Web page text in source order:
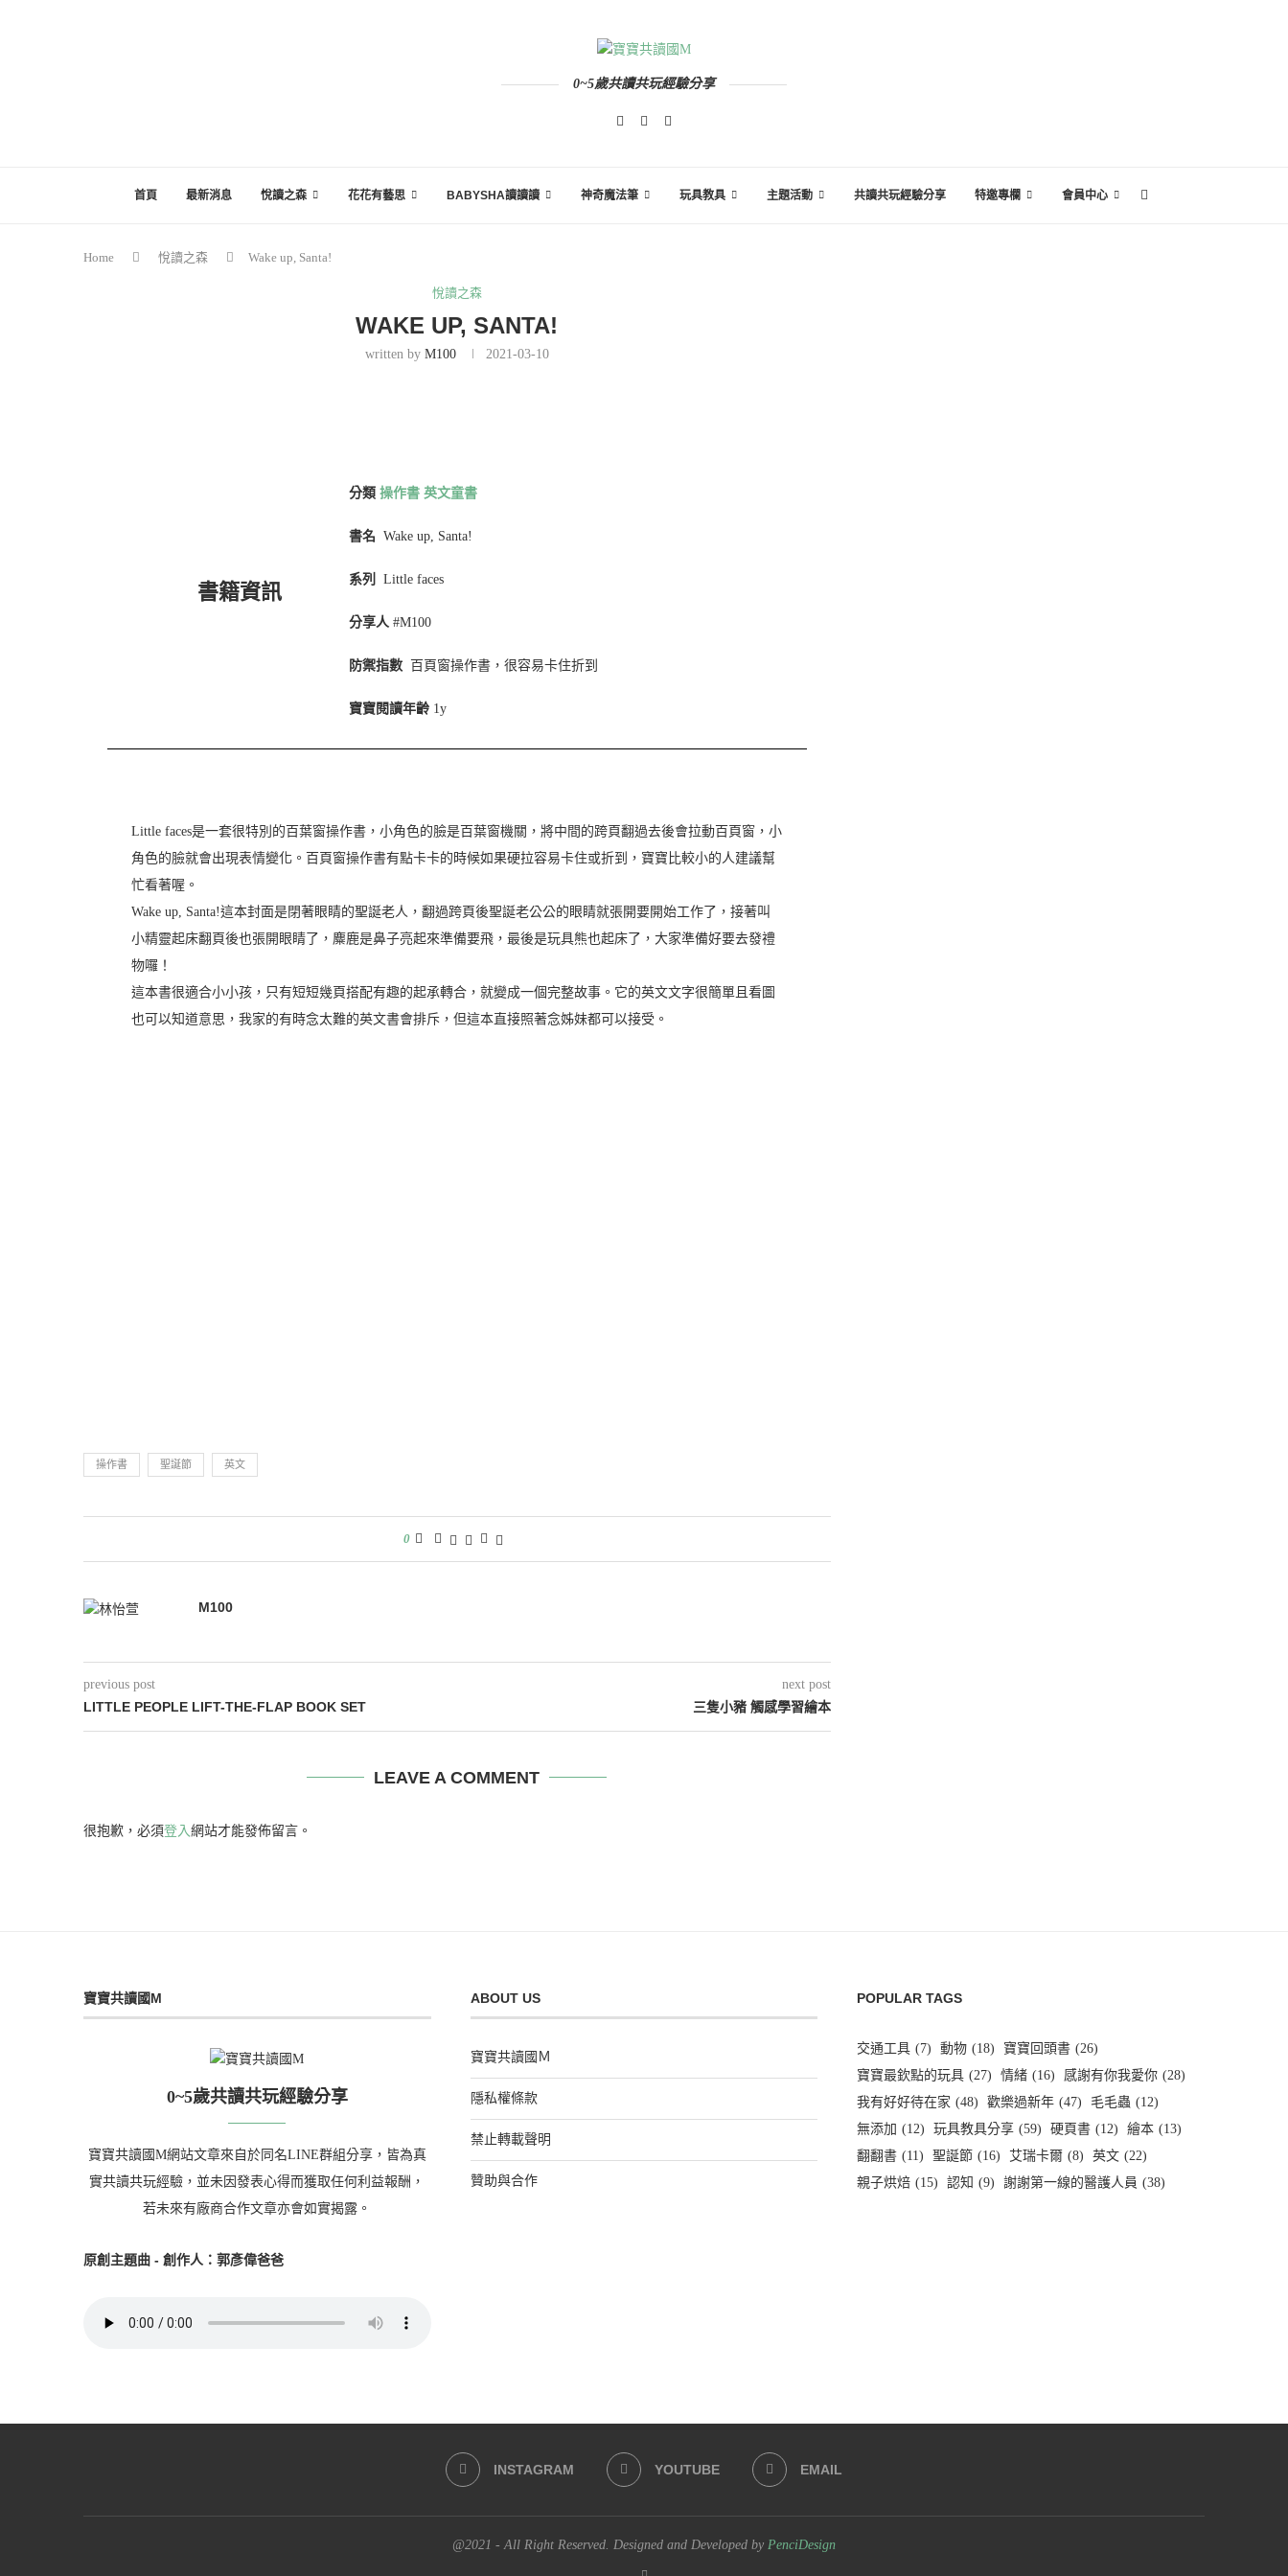
0~5歲共讀共玩經驗分享
首頁 最新消息 悅讀之森 花花有藝思 BABYSHA讀讀讀 神奇魔法筆 玩具教具 主題活動 共讀共玩經驗分享 特邀專欄 會員中心
Home 悅讀之森 Wake up, Santa!
悅讀之森
WAKE UP, SANTA!
written by M100 2021-03-10
書籍資訊
分類 操作書 英文童書
書名 Wake up, Santa!
系列 Little faces
分享人#M100
防禦指數 百頁窗操作書，很容易卡住折到
寶寶閱讀年齡1y
Little faces是一套很特別的百葉窗操作書，小角色的臉是百葉窗機關，將中間的跨頁翻過去後會拉動百頁窗，小
角色的臉就會出現表情變化。百頁窗操作書有點卡卡的時候如果硬拉容易卡住或折到，寶寶比較小的人建議幫
忙看著喔。
Wake up, Santa!這本封面是閉著眼睛的聖誕老人，翻過跨頁後聖誕老公公的眼睛就張開要開始工作了，接著叫
小精靈起床翻頁後也張開眼睛了，麋鹿是鼻子亮起來準備要飛，最後是玩具熊也起床了，大家準備好要去發禮
物囉！
這本書很適合小小孩，只有短短幾頁搭配有趣的起承轉合，就變成一個完整故事。它的英文文字很簡單且看圖
也可以知道意思，我家的有時念太難的英文書會排斥，但這本直接照著念姊妹都可以接受。
操作書 聖誕節 英文
0
M100
previous post
LITTLE PEOPLE LIFT-THE-FLAP BOOK SET
next post
三隻小豬 觸感學習繪本
LEAVE A COMMENT
很抱歉，必須登入 網站才能發佈留言。
寶寶共讀國M
0~5歲共讀共玩經驗分享
寶寶共讀國M網站文章來自於同名LINE群組分享，皆為真
實共讀共玩經驗，並未因發表心得而獲取任何利益報酬，
若未來有廠商合作文章亦會如實揭露。
原創主題曲 - 創作人：郭彥偉爸爸
ABOUT US
寶寶共讀國Ｍ
隱私權條款
禁止轉載聲明
贊助與合作
POPULAR TAGS
交通工具 (7) 動物 (18) 寶寶回頭書 (26)
寶寶最欽點的玩具 (27) 情緒 (16) 感謝有你我愛你 (28)
我有好好待在家 (48) 歡樂過新年 (47) 毛毛蟲 (12)
無添加 (12) 玩具教具分享 (59) 硬頁書 (12) 繪本 (13)
翻翻書 (11) 聖誕節 (16) 艾瑞卡爾 (8) 英文 (22)
親子烘焙 (15) 認知 (9) 謝謝第一線的醫護人員 (38)
INSTAGRAM YOUTUBE EMAIL
@2021 - All Right Reserved. Designed and Developed by PenciDesign